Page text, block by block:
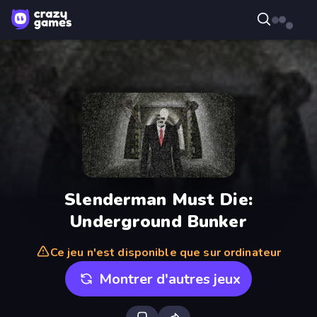
Slenderman Must Die:
Underground Bunker
Ce jeu n'est disponible que sur ordinateur
Montrer d'autres jeux